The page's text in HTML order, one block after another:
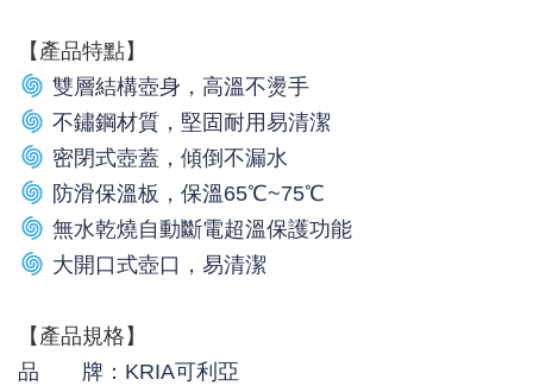
【產品特點】
雙層結構壺身，高溫不燙手
不鏽鋼材質，堅固耐用易清潔
密閉式壺蓋，傾倒不漏水
防滑保溫板，保溫65℃~75℃
無水乾燒自動斷電超溫保護功能
大開口式壺口，易清潔
【產品規格】
品 牌：KRIA可利亞